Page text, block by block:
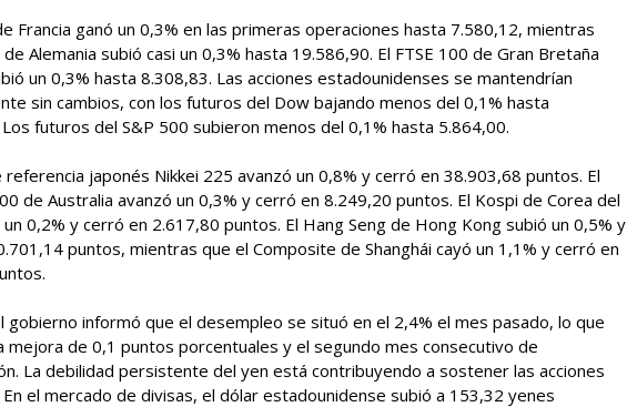
Francia ganó un 0,3% en las primeras operaciones hasta 7.580,12, mientras
de Alemania subió casi un 0,3% hasta 19.586,90. El FTSE 100 de Gran Bretaña
un 0,3% hasta 8.308,83. Las acciones estadounidenses se mantendrían
sin cambios, con los futuros del Dow bajando menos del 0,1% hasta
futuros del S&P 500 subieron menos del 0,1% hasta 5.864,00.
referencia japonés Nikkei 225 avanzó un 0,8% y cerró en 38.903,68 puntos. El
de Australia avanzó un 0,3% y cerró en 8.249,20 puntos. El Kospi de Corea del
un 0,2% y cerró en 2.617,80 puntos. El Hang Seng de Hong Kong subió un 0,5% y
puntos, mientras que el Composite de Shanghái cayó un 1,1% y cerró en
gobierno informó que el desempleo se situó en el 2,4% el mes pasado, lo que
mejora de 0,1 puntos porcentuales y el segundo mes consecutivo de
La debilidad persistente del yen está contribuyendo a sostener las acciones
el mercado de divisas, el dólar estadounidense subió a 153,32 yenes